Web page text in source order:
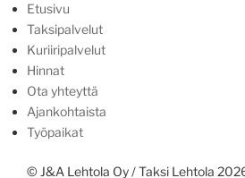
Etusivu
Taksipalvelut
Kuriiripalvelut
Hinnat
Ota yhteyttä
Ajankohtaista
Työpaikat
© J&A Lehtola Oy / Taksi Lehtola
WhatsApp
Voit tilata myös viestillä.
Ennakkotilaus sähköpostilla
Ei-kiireelliset asiat /